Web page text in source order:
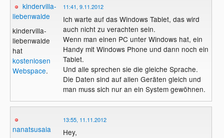
kindervilla-
liebenwalde
kindervilla-
liebenwalde
hat
kostenlosen
Webspace.
11:41, 9.11.2012
Ich warte auf das Windows Tablet, das wird
auch nicht zu verachten sein.
Wenn man einen PC unter Windows hat, ein
Handy mit Windows Phone und dann noch ein
Tablet.
Und alle sprechen sie die gleiche Sprache.
Die Daten sind auf allen Geräten gleich und
man muss sich nur an ein System gewöhnen.
nanatsusaia
13:55, 11.11.2012
Hey,